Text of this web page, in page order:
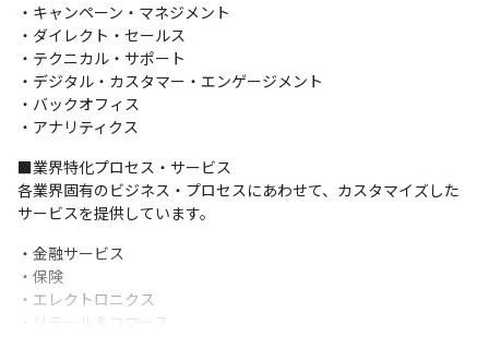
・キャンペーン・マネジメント
・ダイレクト・セールス
・テクニカル・サポート
・デジタル・カスタマー・エンゲージメント
・バックオフィス
・アナリティクス
■業界特化プロセス・サービス
各業界固有のビジネス・プロセスにあわせて、カスタマイズした
サービスを提供しています。
・金融サービス
・保険
・エレクトロニクス
・リテール＆コマース